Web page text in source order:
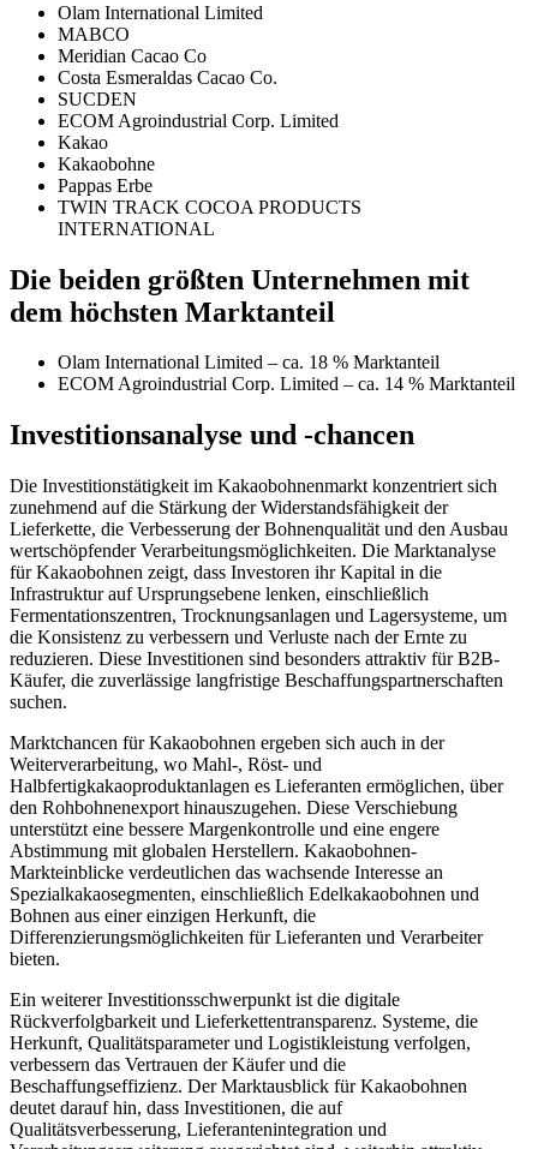
Olam International Limited
MABCO
Meridian Cacao Co
Costa Esmeraldas Cacao Co.
SUCDEN
ECOM Agroindustrial Corp. Limited
Kakao
Kakaobohne
Pappas Erbe
TWIN TRACK COCOA PRODUCTS
INTERNATIONAL
Die beiden größten Unternehmen mit
dem höchsten Marktanteil
Olam International Limited – ca. 18 % Marktanteil
ECOM Agroindustrial Corp. Limited – ca. 14 % Marktanteil
Investitionsanalyse und -chancen
Die Investitionstätigkeit im Kakaobohnenmarkt konzentriert sich
zunehmend auf die Stärkung der Widerstandsfähigkeit der
Lieferkette, die Verbesserung der Bohnenqualität und den Ausbau
wertschöpfender Verarbeitungsmöglichkeiten. Die Marktanalyse
für Kakaobohnen zeigt, dass Investoren ihr Kapital in die
Infrastruktur auf Ursprungsebene lenken, einschließlich
Fermentationszentren, Trocknungsanlagen und Lagersysteme, um
die Konsistenz zu verbessern und Verluste nach der Ernte zu
reduzieren. Diese Investitionen sind besonders attraktiv für B2B-
Käufer, die zuverlässige langfristige Beschaffungspartnerschaften
suchen.
Marktchancen für Kakaobohnen ergeben sich auch in der
Weiterverarbeitung, wo Mahl-, Röst- und
Halbfertigkakaoproduktanlagen es Lieferanten ermöglichen, über
den Rohbohnenexport hinauszugehen. Diese Verschiebung
unterstützt eine bessere Margenkontrolle und eine engere
Abstimmung mit globalen Herstellern. Kakaobohnen-
Markteinblicke verdeutlichen das wachsende Interesse an
Spezialkakaosegmenten, einschließlich Edelkakaobohnen und
Bohnen aus einer einzigen Herkunft, die
Differenzierungsmöglichkeiten für Lieferanten und Verarbeiter
bieten.
Ein weiterer Investitionsschwerpunkt ist die digitale
Rückverfolgbarkeit und Lieferkettentransparenz. Systeme, die
Herkunft, Qualitätsparameter und Logistikleistung verfolgen,
verbessern das Vertrauen der Käufer und die
Beschaffungseffizienz. Der Marktausblick für Kakaobohnen
deutet darauf hin, dass Investitionen, die auf
Qualitätsverbesserung, Lieferantenintegration und